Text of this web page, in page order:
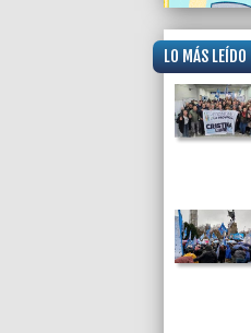
LO MÁS LEÍDO